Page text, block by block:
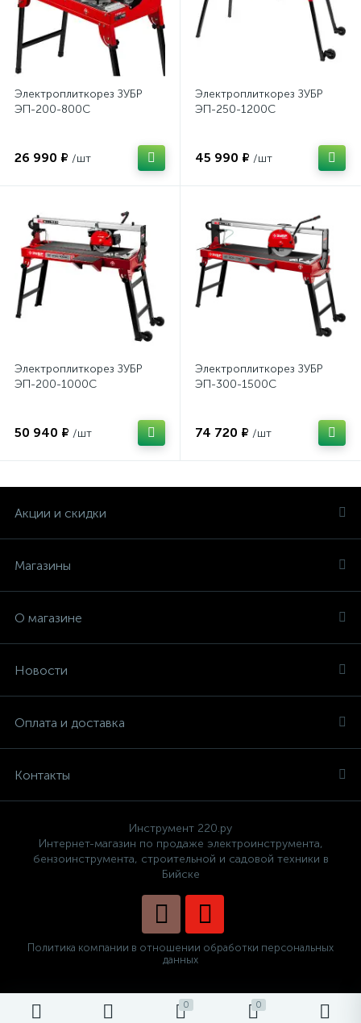
0 0
Электроплиткорез ЗУБР
ЭП-200-800С
26 990 ₽ /шт
Электроплиткорез ЗУБР
ЭП-250-1200С
45 990 ₽ /шт
Электроплиткорез ЗУБР
ЭП-200-1000С
50 940 ₽ /шт
Электроплиткорез ЗУБР
ЭП-300-1500C
74 720 ₽ /шт
Акции и скидки
Магазины
О магазине
Новости
Оплата и доставка
Контакты
Инструмент 220.ру
Интернет-магазин по продаже электроинструмента,
бензоинструмента, строительной и садовой техники в
Бийске
Политика компании в отношении обработки персональных
данных